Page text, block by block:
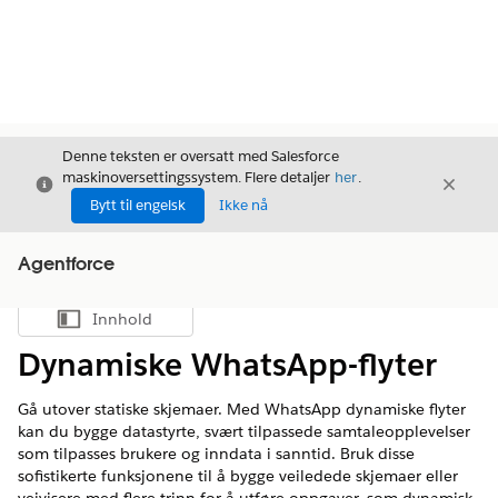
Avslutt
Denne teksten er oversatt med Salesforce
maskinoversettingssystem. Flere detaljer her.
Bytt til engelsk
Ikke nå
Avslutt
Agentforce
Vis innholdsfortegnelse
Innhold
Dynamiske WhatsApp-flyter
Gå utover statiske skjemaer. Med WhatsApp dynamiske flyter
kan du bygge datastyrte, svært tilpassede samtaleopplevelser
som tilpasses brukere og inndata i sanntid. Bruk disse
sofistikerte funksjonene til å bygge veiledede skjemaer eller